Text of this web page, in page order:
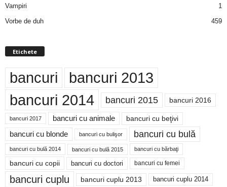
Vampiri
1
Vorbe de duh
459
Etichete
bancuri bancuri 2013
bancuri 2014 bancuri 2015 bancuri 2016
bancuri 2017 bancuri cu animale bancuri cu beţivi
bancuri cu blonde bancuri cu bulişor bancuri cu bulă
bancuri cu bulă 2014 bancuri cu bulă 2015 bancuri cu bărbaţi
bancuri cu copii bancuri cu doctori bancuri cu femei
bancuri cuplu bancuri cuplu 2013 bancuri cuplu 2014